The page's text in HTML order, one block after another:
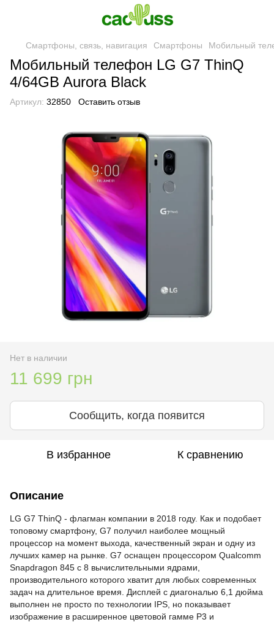
Смартфоны, связь, навигация Смартфоны Мобильный
Мобильный телефон LG G7 ThinQ
4/64GB Aurora Black
Артикул: 32850 Оставить отзыв
Нет в наличии
11 699 грн
Сообщить, когда появится
В избранное К сравнению
Описание
LG G7 ThinQ - флагман компании в 2018 году. Как и подобает
топовому смартфону, G7 получил наиболее мощный
процессор на момент выхода, качественный экран и одну из
лучших камер на рынке. G7 оснащен процессором Qualcomm
Snapdragon 845 с 8 вычислительными ядрами,
производительного которого хватит для любых современных
задач на длительное время. Дисплей с диагональю 6,1 дюйма
выполнен не просто по технологии IPS, но показывает
изображение в расширенное цветовой гамме P3 и